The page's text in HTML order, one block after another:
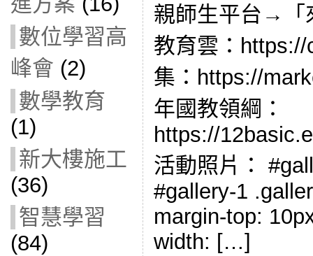
數位學習高
峰會 (2)
數學教育
(1)
新大樓施工
(36)
智慧學習
(84)
親師生平台→「
教育雲：
集：https://
年國教領綱：
https://
活動照片：
#gallery-1
margin-top:
width: […]